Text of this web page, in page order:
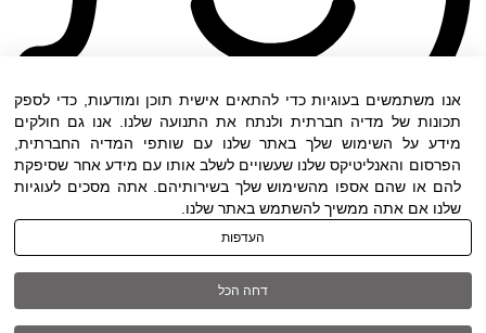
תנאי שימוש|הצהרת נגישות| כל הזכויות שמורות
ל DWO ©
אנו משתמשים בעוגיות כדי להתאים אישית תוכן ומודעות, כדי לספק
תכונות של מדיה חברתית ולנתח את התנועה שלנו. אנו גם חולקים
מידע על השימוש שלך באתר שלנו עם שותפי המדיה החברתית,
הפרסום והאנליטיקס שלנו שעשויים לשלב אותו עם מידע אחר שסיפקת
להם או שהם אספו מהשימוש שלך בשירותיהם. אתה מסכים לעוגיות
שלנו אם אתה ממשיך להשתמש באתר שלנו.
העדפות
דחה הכל